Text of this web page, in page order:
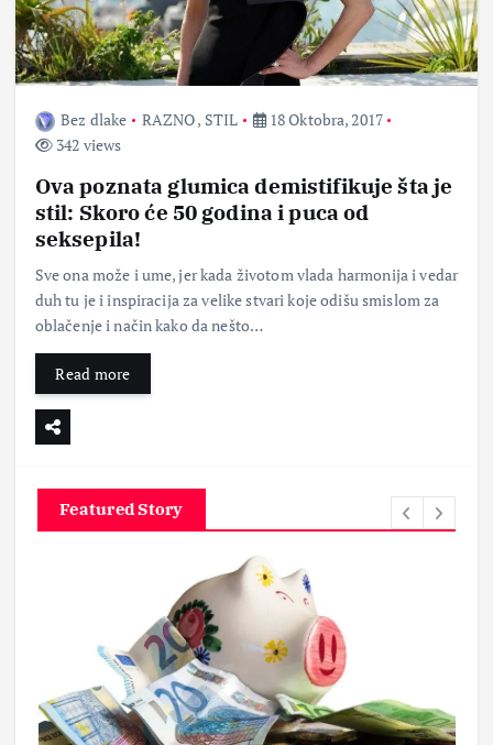
Bez dlake RAZNO, STIL
18 Oktobra, 2017
342 views
Ova poznata glumica demistifikuje šta je
stil: Skoro će 50 godina i puca od
seksepila!
Sve ona može i ume, jer kada životom vlada harmonija i vedar
duh tu je i inspiracija za velike stvari koje odišu smislom za
oblačenje i način kako da nešto…
Read more
Featured Story